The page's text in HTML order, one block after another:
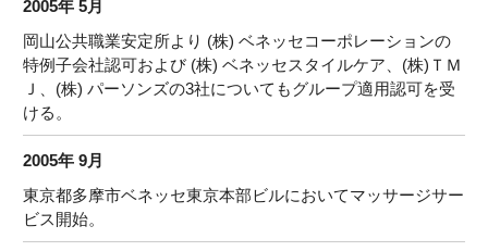
2005年 5月
岡山公共職業安定所より (株) ベネッセコーポレーションの
特例子会社認可および (株) ベネッセスタイルケア、(株)ＴＭ
Ｊ、(株) パーソンズの3社についてもグループ適用認可を受
ける。
2005年 9月
東京都多摩市ベネッセ東京本部ビルにおいてマッサージサー
ビス開始。